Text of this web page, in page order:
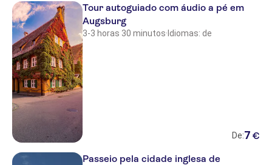
Tour autoguiado com áudio a pé em
Augsburg
3-3 horas 30 minutos· Idiomas: de
De:7 €
Passeio pela cidade inglesa de